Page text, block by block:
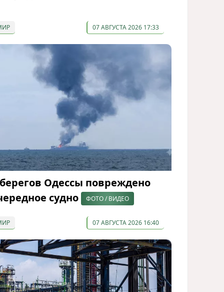
07 АВГУСТА 2026 17:33
Одессы повреждено
судно
ФОТО / ВИДЕО
07 АВГУСТА 2026 16:40